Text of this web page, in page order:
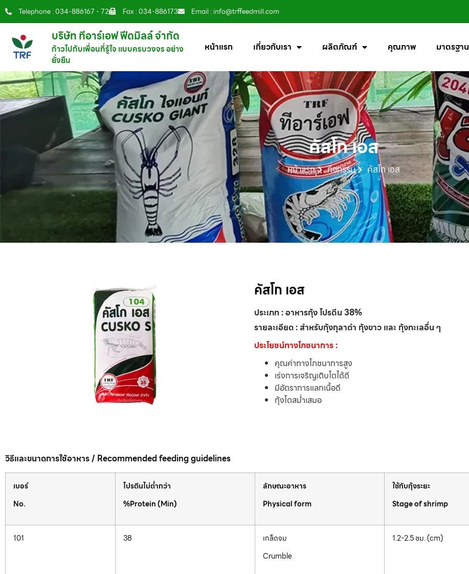
Telephone : 034-886167 - 72 Fax : 034-886173 Email : info@trffeedmill.com
บริษัท ทีอาร์เอฟ ฟีดมิลล์ จำกัด
ก้าวไปกับเพื่อนที่รู้ใจ แบบครบวงจร อย่าง
ยั่งยืน
หน้าแรก เกี่ยวกับเรา ผลิตภัณฑ์ คุณภาพ มาตรฐาน
คัสโก เอส
หน้าแรก กิจกรรม คัสโก เอส
คัสโก เอส
ประเภท : อาหารกุ้ง โปรตีน 38%
รายละเอียด : สำหรับกุ้งกุลาดำ กุ้งขาว และ กุ้งทะเลอื่น ๆ
ประโยชน์ทางโภชนาการ :
คุณค่าทางโภชนาการสูง
เร่งการเจริญเติบโตได้ดี
มีอัตราการแลกเนื้อดี
กุ้งโตสม่ำเสมอ
วิธีและขนาดการใช้อาหาร / Recommended feeding guidelines
เบอร์
No.
โปรตีนไม่ต่ำกว่า
%Protein (Min)
ลักษณะอาหาร
Physical form
ใช้กับกุ้งระยะ
Stage of shrimp
101 38
เกล็ดจม
Crumble
1.2-2.5 ซม. (cm)